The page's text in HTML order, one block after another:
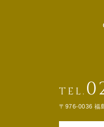
TEL.
〒976-0036 福